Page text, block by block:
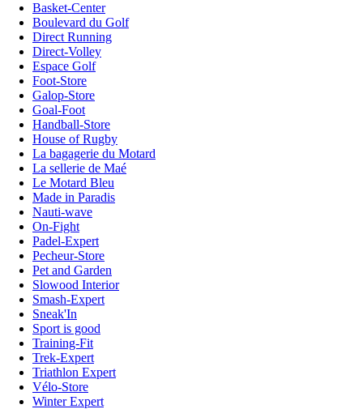
Basket-Center
Boulevard du Golf
Direct Running
Direct-Volley
Espace Golf
Foot-Store
Galop-Store
Goal-Foot
Handball-Store
House of Rugby
La bagagerie du Motard
La sellerie de Maé
Le Motard Bleu
Made in Paradis
Nauti-wave
On-Fight
Padel-Expert
Pecheur-Store
Pet and Garden
Slowood Interior
Smash-Expert
Sneak'In
Sport is good
Training-Fit
Trek-Expert
Triathlon Expert
Vélo-Store
Winter Expert